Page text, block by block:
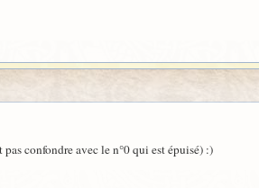
confondre avec le n°0 qui est épuisé) :)